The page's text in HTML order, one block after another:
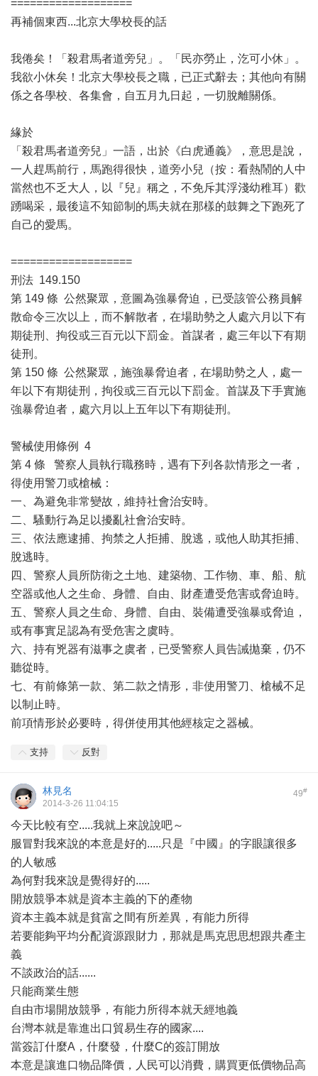
===================
再補個東西...北京大學校長的話
我倦矣！「殺君馬者道旁兒」。「民亦勞止，汔可小休」。
我欲小休矣！北京大學校長之職，已正式辭去；其他向有關
係之各學校、各集會，自五月九日起，一切脫離關係。
緣於
「殺君馬者道旁兒」一語，出於《白虎通義》，意思是說，
一人趕馬前行，馬跑得很快，道旁小兒（按：看熱鬧的人中
當然也不乏大人，以『兒』稱之，不免斥其浮淺幼稚耳）歡
踴喝采，最後這不知節制的馬夫就在那樣的鼓舞之下跑死了
自己的愛馬。
===================
刑法 149.150
第 149 條 公然聚眾，意圖為強暴脅迫，已受該管公務員解
散命令三次以上，而不解散者，在場助勢之人處六月以下有
期徒刑、拘役或三百元以下罰金。首謀者，處三年以下有期
徒刑。
第 150 條 公然聚眾，施強暴脅迫者，在場助勢之人，處一
年以下有期徒刑，拘役或三百元以下罰金。首謀及下手實施
強暴脅迫者，處六月以上五年以下有期徒刑。
警械使用條例 4
第 4 條 警察人員執行職務時，遇有下列各款情形之一者，
得使用警刀或槍械：
一、為避免非常變故，維持社會治安時。
二、騷動行為足以擾亂社會治安時。
三、依法應逮捕、拘禁之人拒捕、脫逃，或他人助其拒捕、
脫逃時。
四、警察人員所防衛之土地、建築物、工作物、車、船、航
空器或他人之生命、身體、自由、財產遭受危害或脅迫時。
五、警察人員之生命、身體、自由、裝備遭受強暴或脅迫，
或有事實足認為有受危害之虞時。
六、持有兇器有滋事之虞者，已受警察人員告誡拋棄，仍不
聽從時。
七、有前條第一款、第二款之情形，非使用警刀、槍械不足
以制止時。
前項情形於必要時，得併使用其他經核定之器械。
支持 反對
49#
林見名
2014-3-26 11:04:15
今天比較有空.....我就上來說說吧～
服冒對我來說的本意是好的.....只是『中國』的字眼讓很多
的人敏感
為何對我來說是覺得好的.....
開放競爭本就是資本主義的下的產物
資本主義本就是貧富之間有所差異，有能力所得
若要能夠平均分配資源跟財力，那就是馬克思思想跟共產主
義
不談政治的話......
只能商業生態
自由市場開放競爭，有能力所得本就天經地義
台灣本就是靠進出口貿易生存的國家....
當簽訂什麼A，什麼發，什麼C的簽訂開放
本意是讓進口物品降價，人民可以消費，購買更低價物品高